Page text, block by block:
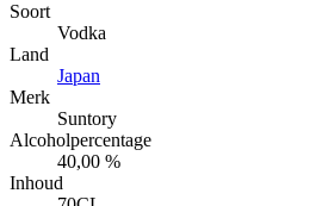
Soort
Vodka
Land
Japan
Merk
Suntory
Alcoholpercentage
40,00 %
Inhoud